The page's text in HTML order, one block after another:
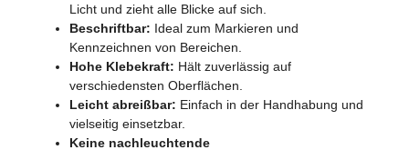
Licht und zieht alle Blicke auf sich.
Beschriftbar: Ideal zum Markieren und
Kennzeichnen von Bereichen.
Hohe Klebekraft: Hält zuverlässig auf
verschiedensten Oberflächen.
Leicht abreißbar: Einfach in der Handhabung und
vielseitig einsetzbar.
Keine nachleuchtende